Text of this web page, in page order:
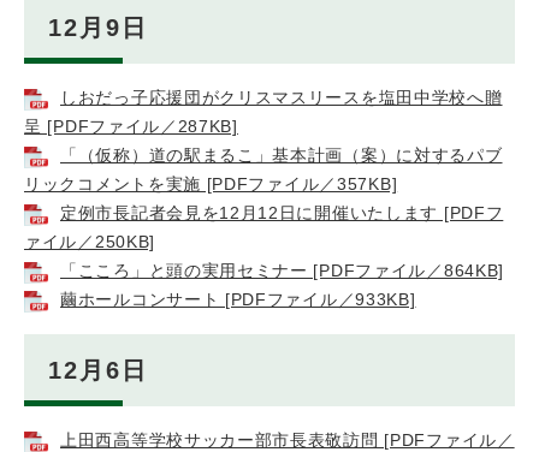
12月9日
しおだっ子応援団がクリスマスリースを塩田中学校へ贈
呈 [PDFファイル／287KB]
「（仮称）道の駅まるこ」基本計画（案）に対するパブ
リックコメントを実施 [PDFファイル／357KB]
定例市長記者会見を12月12日に開催いたします [PDFフ
ァイル／250KB]
「こころ」と頭の実用セミナー [PDFファイル／864KB]
繭ホールコンサート [PDFファイル／933KB]
12月6日
上田西高等学校サッカー部市長表敬訪問 [PDFファイル／